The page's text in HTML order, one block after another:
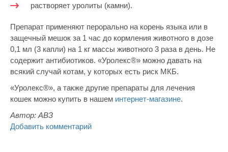
растворяет уролиты (камни).
Препарат применяют перорально на корень языка или в
защечный мешок за 1 час до кормления животного в дозе
0,1 мл (3 капли) на 1 кг массы животного 3 раза в день. Не
содержит антибиотиков. «Уролекс®» можно давать на
всякий случай котам, у которых есть риск МКБ.
«Уролекс®», а также другие препараты для лечения
кошек можно купить в нашем интернет-магазине.
Автор: АВЗ
Добавить комментарий